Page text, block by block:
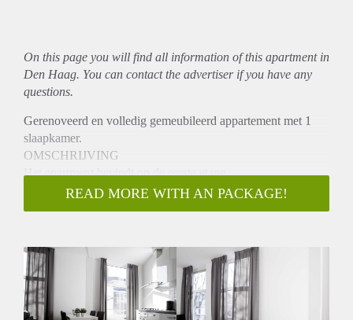
On this page you will find all information of this apartmentin
Den Haag. You can contact the advertiser if you have any
questions.
Gerenoveerd en volledig gemeubileerd appartement met 1
slaapkamer.
OMSCHRIJVING
Het apartment bevindt op de eerste etage.
Via de hal komt u het appartement binnen naar de open
woonkamer met open lichte keuken.
De badkamer aan de hal, is voorzien van een
wastafelmeubel, inloopdouche en toilet.
BIJZONDERHEDEN
- het appartement is gemeubileerd
READ MORE WITH AN PACKAGE!